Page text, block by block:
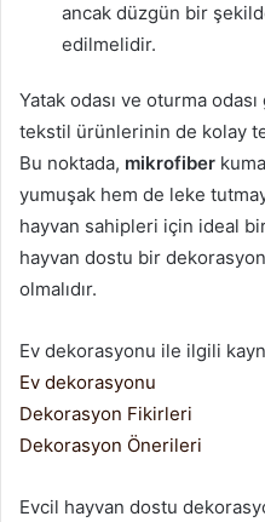
ancak düzgün bir
edilmelidir.
Yatak odası ve oturma
tekstil ürünlerinin de kolay
Bu noktada, mikrofiber
yumuşak hem de leke
hayvan sahipleri için ideal
hayvan dostu bir
olmalıdır.
Ev dekorasyonu ile ilgili
Ev dekorasyonu
Dekorasyon Fikirleri
Dekorasyon Önerileri
Evcil hayvan dostu